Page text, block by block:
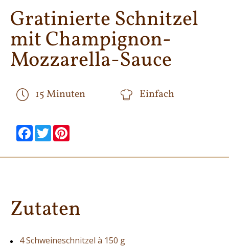
Gratinierte Schnitzel
mit Champignon-
Mozzarella-Sauce
15 Minuten Einfach
null
Facebook
null null
Twitter
null null
null
Zutaten
4 Schweineschnitzel à 150 g